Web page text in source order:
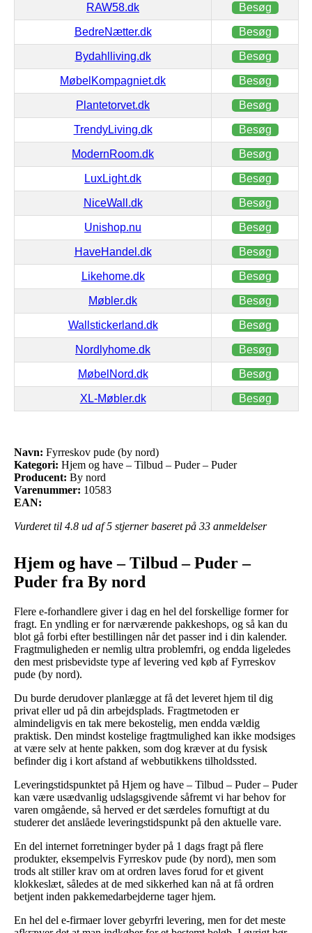
RAW58.dk Besøg
BedreNætter.dk Besøg
Bydahlliving.dk Besøg
MøbelKompagniet.dk Besøg
Plantetorvet.dk Besøg
TrendyLiving.dk Besøg
ModernRoom.dk Besøg
LuxLight.dk Besøg
NiceWall.dk Besøg
Unishop.nu Besøg
HaveHandel.dk Besøg
Likehome.dk Besøg
Møbler.dk Besøg
Wallstickerland.dk Besøg
Nordlyhome.dk Besøg
MøbelNord.dk Besøg
XL-Møbler.dk Besøg
Navn: Fyrreskov pude (by nord)
Kategori: Hjem og have – Tilbud – Puder – Puder
Producent: By nord
Varenummer: 10583
EAN:
Vurderet til 4.8 ud af 5 stjerner baseret på 33 anmeldelser
Hjem og have – Tilbud – Puder –
Puder fra By nord
Flere e-forhandlere giver i dag en hel del forskellige former for
fragt. En yndling er for nærværende pakkeshops, og så kan du
blot gå forbi efter bestillingen når det passer ind i din kalender.
Fragtmuligheden er nemlig ultra problemfri, og endda ligeledes
den mest prisbevidste type af levering ved køb af Fyrreskov
pude (by nord).
Du burde derudover planlægge at få det leveret hjem til dig
privat eller ud på din arbejdsplads. Fragtmetoden er
almindeligvis en tak mere bekostelig, men endda vældig
praktisk. Den mindst kostelige fragtmulighed kan ikke modsiges
at være selv at hente pakken, som dog kræver at du fysisk
befinder dig i kort afstand af webbutikkens tilholdssted.
Leveringstidspunktet på Hjem og have – Tilbud – Puder – Puder
kan være usædvanlig udslagsgivende såfremt vi har behov for
varen omgående, så herved er det særdeles fornuftigt at du
studerer det anslåede leveringstidspunkt på den aktuelle vare.
En del internet forretninger byder på 1 dags fragt på flere
produkter, eksempelvis Fyrreskov pude (by nord), men som
trods alt stiller krav om at ordren laves forud for et givent
klokkeslæt, således at de med sikkerhed kan nå at få ordren
betjent inden pakkemedarbejderne tager hjem.
En hel del e-firmaer lover gebyrfri levering, men for det meste